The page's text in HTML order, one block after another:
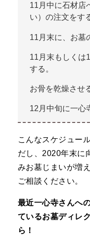
11月中に石材店
い）の注文をす
11月末に、お墓
11月末もしくは
する。
お骨を乾燥させ
12月中旬に一心
こんなスケジュー
だし、2020年末に
みお墓じまいが増
ご相談ください。
最近一心寺さんへ
ているお墓ディレ
ら！